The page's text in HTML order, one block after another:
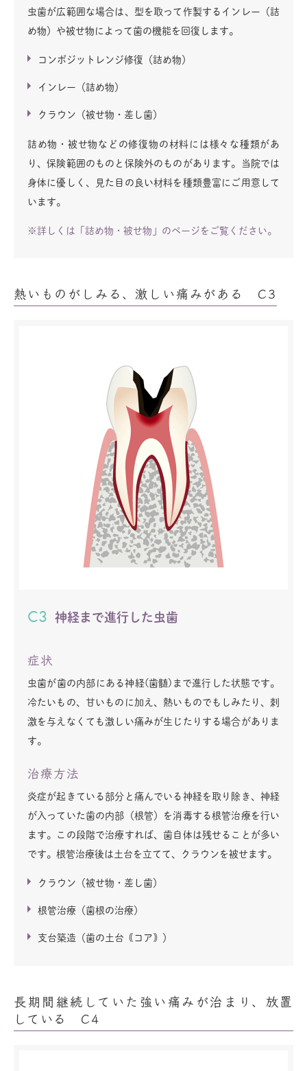
虫歯が広範囲な場合は、型を取って作製するインレー（詰
め物）や被せ物によって歯の機能を回復します。
コンポジットレンジ修復（詰め物）
インレー（詰め物）
クラウン（被せ物・差し歯）
詰め物・被せ物などの修復物の材料には様々な種類があ
り、保険範囲のものと保険外のものがあります。当院では
身体に優しく、見た目の良い材料を種類豊富にご用意して
います。
※詳しくは「詰め物・被せ物」のページをご覧ください。
熱いものがしみる、激しい痛みがある C3
C3 神経まで進行した虫歯
症状
虫歯が歯の内部にある神経(歯髄)まで進行した状態です。
冷たいもの、甘いものに加え、熱いものでもしみたり、刺
激を与えなくても激しい痛みが生じたりする場合がありま
す。
治療方法
炎症が起きている部分と痛んでいる神経を取り除き、神経
が入っていた歯の内部（根管）を消毒する根管治療を行い
ます。この段階で治療すれば、歯自体は残せることが多い
です。根管治療後は土台を立てて、クラウンを被せます。
クラウン（被せ物・差し歯）
根管治療（歯根の治療）
支台築造（歯の土台｟コア｠）
長期間継続していた強い痛みが治まり、放置
している C4